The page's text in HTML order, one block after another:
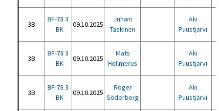
3B
BF-78 3
- BK
09.10.2025
Juhani
Taskinen
Aki
Puustjärvi
3B
BF-78 3
- BK
09.10.2025
Mats
Hollmerus
Aki
Puustjärvi
3B
BF-78 3
- BK
09.10.2025
Roger
Söderberg
Aki
Puustjärvi